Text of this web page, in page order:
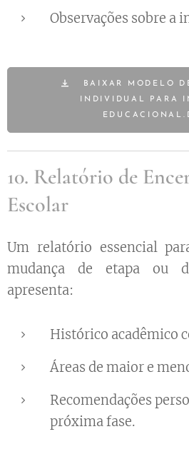
Observações sobre a
BAIXAR MODELO
INDIVIDUAL PARA
10. Relatório de
Escolar
Um relatório essencial
mudança de etapa ou
apresenta:
Histórico acadêmico
Áreas de maior e
Recomendações
próxima fase.